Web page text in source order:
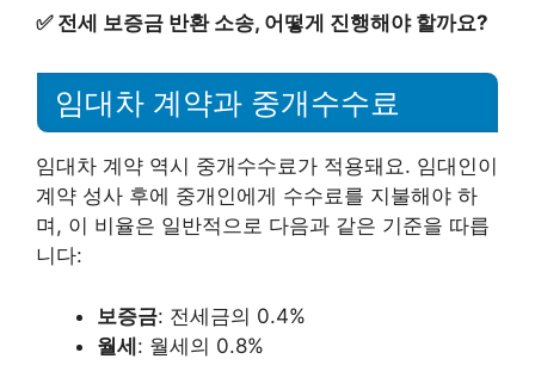
✅ 전세 보증금 반환 소송, 어떻게 진행해야 할까요?
임대차 계약과 중개수수료
임대차 계약 역시 중개수수료가 적용돼요. 임대인이
계약 성사 후에 중개인에게 수수료를 지불해야 하
며, 이 비율은 일반적으로 다음과 같은 기준을 따릅
니다:
보증금: 전세금의 0.4%
월세: 월세의 0.8%